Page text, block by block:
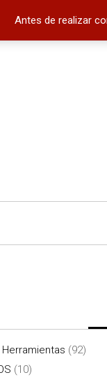
Antes de realizar
(92)
(10)